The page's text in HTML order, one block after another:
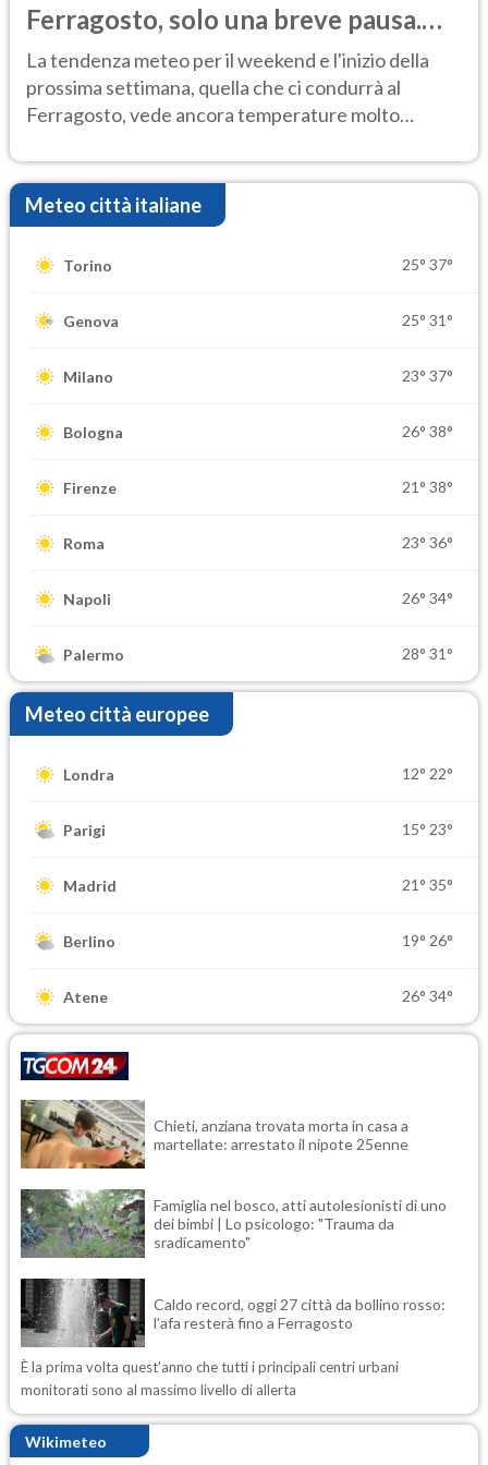
Ferragosto, solo una breve pausa.
Ecco dove
La tendenza meteo per il weekend e l'inizio della
prossima settimana, quella che ci condurrà al
Ferragosto, vede ancora temperature molto
Meteo città italiane
Torino 25° 37°
Genova 25° 31°
Milano 23° 37°
Bologna 26° 38°
Firenze 21° 38°
Roma 23° 36°
Napoli 26° 34°
Palermo 28° 31°
Meteo città europee
Londra 12° 22°
Parigi 15° 23°
Madrid 21° 35°
Berlino 19° 26°
Atene 26° 34°
Chieti, anziana trovata morta in casa a
martellate: arrestato il nipote 25enne
Famiglia nel bosco, atti autolesionisti di uno
dei bimbi | Lo psicologo: "Trauma da
sradicamento"
Caldo record, oggi 27 città da bollino rosso:
l'afa resterà fino a Ferragosto
È la prima volta quest'anno che tutti i principali centri urbani
monitorati sono al massimo livello di allerta
Wikimeteo